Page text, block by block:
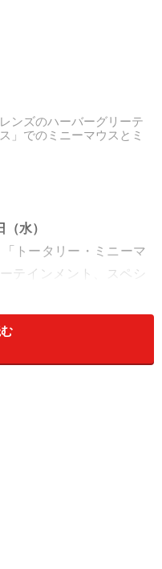
ンズのハーバーグリーテ
」でのミニーマウスとミ
水）
トータリー・ミニーマ
テインメント、スペシ
。そのラインナップは